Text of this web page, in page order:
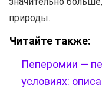
природы.
Читайте также:
Пеперомии —
условиях: